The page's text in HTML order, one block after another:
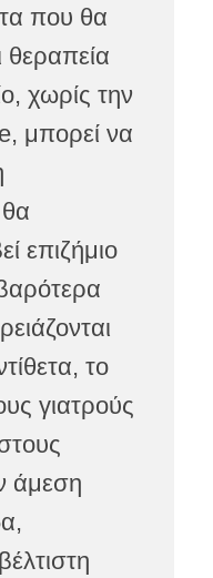
που θα
χωρίς την
μπορεί να
επιζήμιο
το
γιατρούς
άμεση